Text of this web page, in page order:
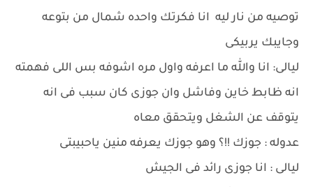
توصيه من نار ليه انا فكرتك واحده شمال من بتوعه
وجايبك يربيكى
ليالى: انا والله ما اعرفه واول مره اشوفه بس اللى فهمته
انه ظابط خاين وفاشل وان جوزى كان سبب فى انه
يتوقف عن الشغل ويتحقق معاه
عدوله : جوزك !!؟ وهو جوزك يعرفه منين ياحبيبتى
ليالى : انا جوزى رائد فى الجيش